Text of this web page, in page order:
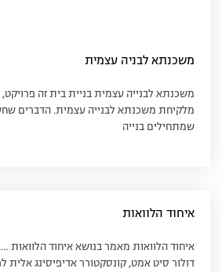
משכנתא לבניה עצמית
משכנתא לבנייה עצמית בניית בית זה
מלקיחת משכנתא לבנייה עצמית. הדברים
שמתחילים בנייה
איחוד הלוואות
איחוד הלוואות מאמר בנושא איחוד הלוואות
דולור סיט אמט, קונסקטורר אדיפיסינג אלית